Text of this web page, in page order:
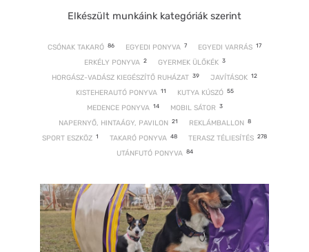
Elkészült munkáink kategóriák szerint
CSÓNAK TAKARÓ 86 EGYEDI PONYVA 7 EGYEDI VARRÁS 17
ERKÉLY PONYVA 2 GYERMEK ÜLŐKÉK 3
HORGÁSZ-VADÁSZ KIEGÉSZÍTŐ RUHÁZAT 39 JAVÍTÁSOK 12
KISTEHERAUTÓ PONYVA 11 KUTYA KÚSZÓ 55
MEDENCE PONYVA 14 MOBIL SÁTOR 3
NAPERNYŐ, HINTAÁGY, PAVILON 21 REKLÁMBALLON 8
SPORT ESZKÖZ 1 TAKARÓ PONYVA 48 TERASZ TÉLIESÍTÉS 278
UTÁNFUTÓ PONYVA 84